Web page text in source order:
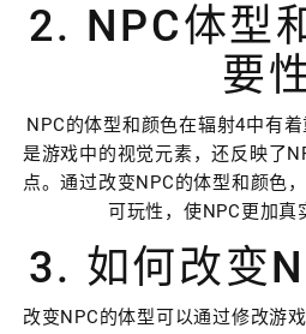
2. NPC体型
要
NPC的体型和颜色在辐射4中有
是游戏中的视觉元素，还反映了
点。通过改变NPC的体型和颜色
可玩性，使NPC更加真
3. 如何改变
改变NPC的体型可以通过修改游